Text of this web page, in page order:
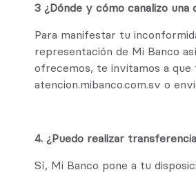
3 ¿Dónde y cómo canalizo una
Para manifestar tu
representación de Mi Banco
ofrecemos, te invitamos a que
atencion.mibanco.com.sv o
4. ¿Puedo realizar
Sí, Mi Banco pone a tu